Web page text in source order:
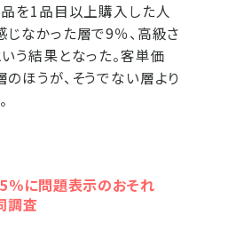
品を1品目以上購入した人
じなかった層で9％、高級さ
う結果となった。客単価
ほうが、そうでない層より
％に問題表示のおそれ
調査